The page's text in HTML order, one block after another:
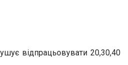
відпрацьовувати 20,30,40